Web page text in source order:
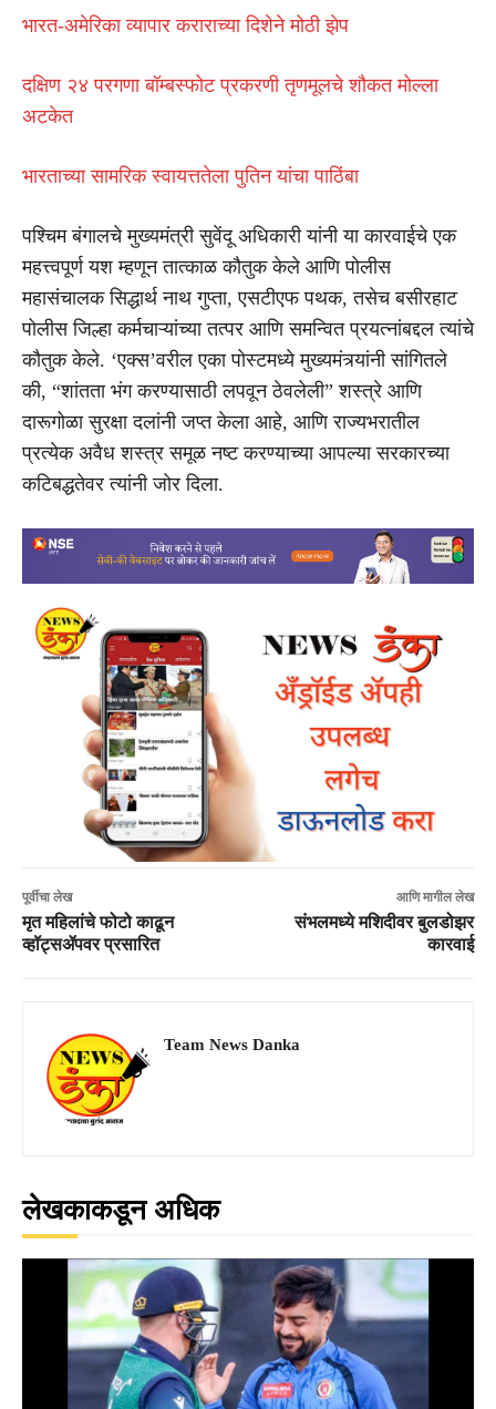
भारत-अमेरिका व्यापार कराराच्या दिशेने मोठी झेप
दक्षिण २४ परगणा बॉम्बस्फोट प्रकरणी तृणमूलचे शौकत मोल्ला
अटकेत
भारताच्या सामरिक स्वायत्ततेला पुतिन यांचा पाठिंबा
पश्चिम बंगालचे मुख्यमंत्री सुवेंदू अधिकारी यांनी या कारवाईचे एक
महत्त्वपूर्ण यश म्हणून तात्काळ कौतुक केले आणि पोलीस
महासंचालक सिद्धार्थ नाथ गुप्ता, एसटीएफ पथक, तसेच बसीरहाट
पोलीस जिल्हा कर्मचाऱ्यांच्या तत्पर आणि समन्वित प्रयत्नांबद्दल त्यांचे
कौतुक केले. ‘एक्स’वरील एका पोस्टमध्ये मुख्यमंत्र्यांनी सांगितले
की, “शांतता भंग करण्यासाठी लपवून ठेवलेली” शस्त्रे आणि
दारूगोळा सुरक्षा दलांनी जप्त केला आहे, आणि राज्यभरातील
प्रत्येक अवैध शस्त्र समूळ नष्ट करण्याच्या आपल्या सरकारच्या
कटिबद्धतेवर त्यांनी जोर दिला.
पूर्वीचा लेख
मृत महिलांचे फोटो काढून
व्हॉट्सॲपवर प्रसारित
आणि मागील लेख
संभलमध्ये मशिदीवर बुलडोझर
कारवाई
Team News Danka
लेखकाकडून अधिक